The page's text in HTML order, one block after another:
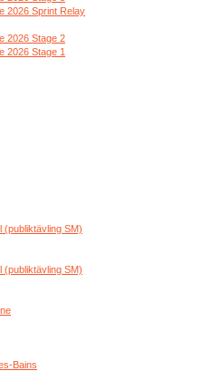
2026 Sprint Relay
2026 Stage 2
2026 Stage 1
(publiktävling SM)
(publiktävling SM)
Bains